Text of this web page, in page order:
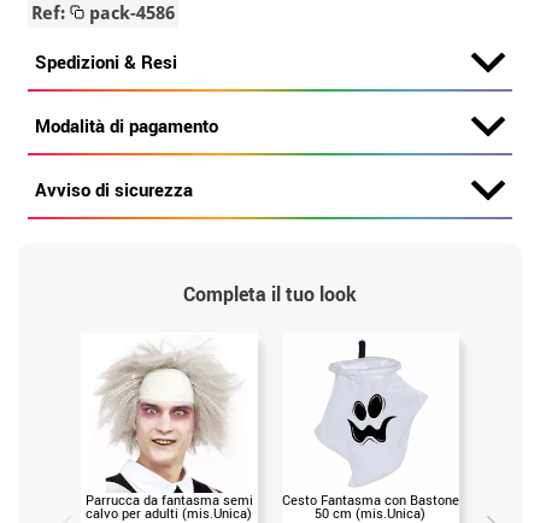
Ref: pack-4586
Spedizioni & Resi
Modalità di pagamento
Avviso di sicurezza
Completa il tuo look
Parrucca da fantasma semi
calvo per adulti (mis.Unica)
Cesto Fantasma con Bastone
50 cm (mis.Unica)